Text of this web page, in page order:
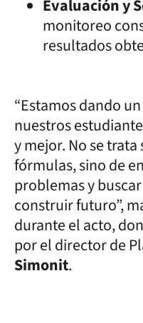
Evaluación y
monitoreo
resultados
“Estamos dando
nuestros
y mejor. No se
fórmulas, sino de
problemas y
construir futuro”,
durante el acto,
por el director de
Simonit.